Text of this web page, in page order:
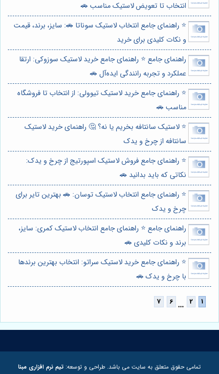
انتخاب تا تعویض لاستیک مناسب 🚗
⭐️ راهنمای جامع انتخاب لاستیک سوناتا 🚗: سایز، برند، قیمت
و نکات کلیدی برای خرید
راهنمای جامع ⭐️ راهنمای جامع خرید لاستیک سوزوکی: ارتقا
عملکرد و تجربه رانندگی ایده‌آل 🚗
⭐️ راهنمای جامع خرید لاستیک تیوولی: از انتخاب تا فروشگاه
مناسب 🚗
⭐️ لاستیک سانتافه بخریم یا نه؟ 🤔 راهنمای خرید لاستیک
سانتافه از چرخ و یدک
⭐️ راهنمای جامع فروش لاستیک اسپورتیج از چرخ و یدک:
نکاتی که باید بدانید 🚗
⭐️ راهنمای جامع انتخاب لاستیک توسان: 🚗 بهترین تایر برای
چرخ و یدک
راهنمای جامع ⭐️ راهنمای جامع انتخاب لاستیک کمری: سایز،
برند و نکات کلیدی 🚗
⭐️ راهنمای جامع خرید لاستیک سراتو: انتخاب بهترین برندها
با چرخ و یدک 🚗
...
تمامی حقوق متعلق به سایت می باشد. طراحی و توسعه: تیم نرم افزاری مبنا